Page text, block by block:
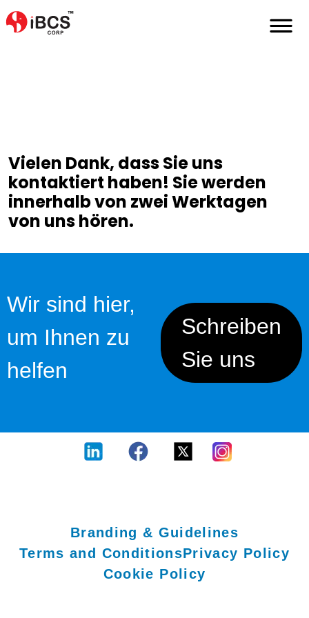
Danke
Vielen Dank, dass Sie uns
kontaktiert haben! Sie werden
innerhalb von zwei Werktagen
von uns hören.
Wir sind hier,
um Ihnen zu
helfen
Schreiben
Sie uns
Branding & Guidelines
Terms and ConditionsPrivacy Policy
Cookie Policy